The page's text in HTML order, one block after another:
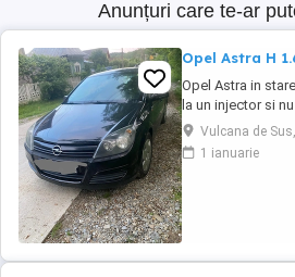
Anunțuri care te-ar
Opel Astra H
Opel Astra in
la un injector si
deplasa, pretul
masina are si
Vulcana de
1 ianuarie